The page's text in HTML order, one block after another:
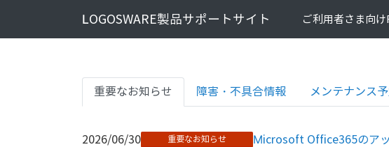
LOGOSWARE製品サポートサイト ご利用者さま向け
重要なお知らせ 障害・不具合情報 メンテナンス
2026/06/30 重要なお知らせ Microsoft Office365のア